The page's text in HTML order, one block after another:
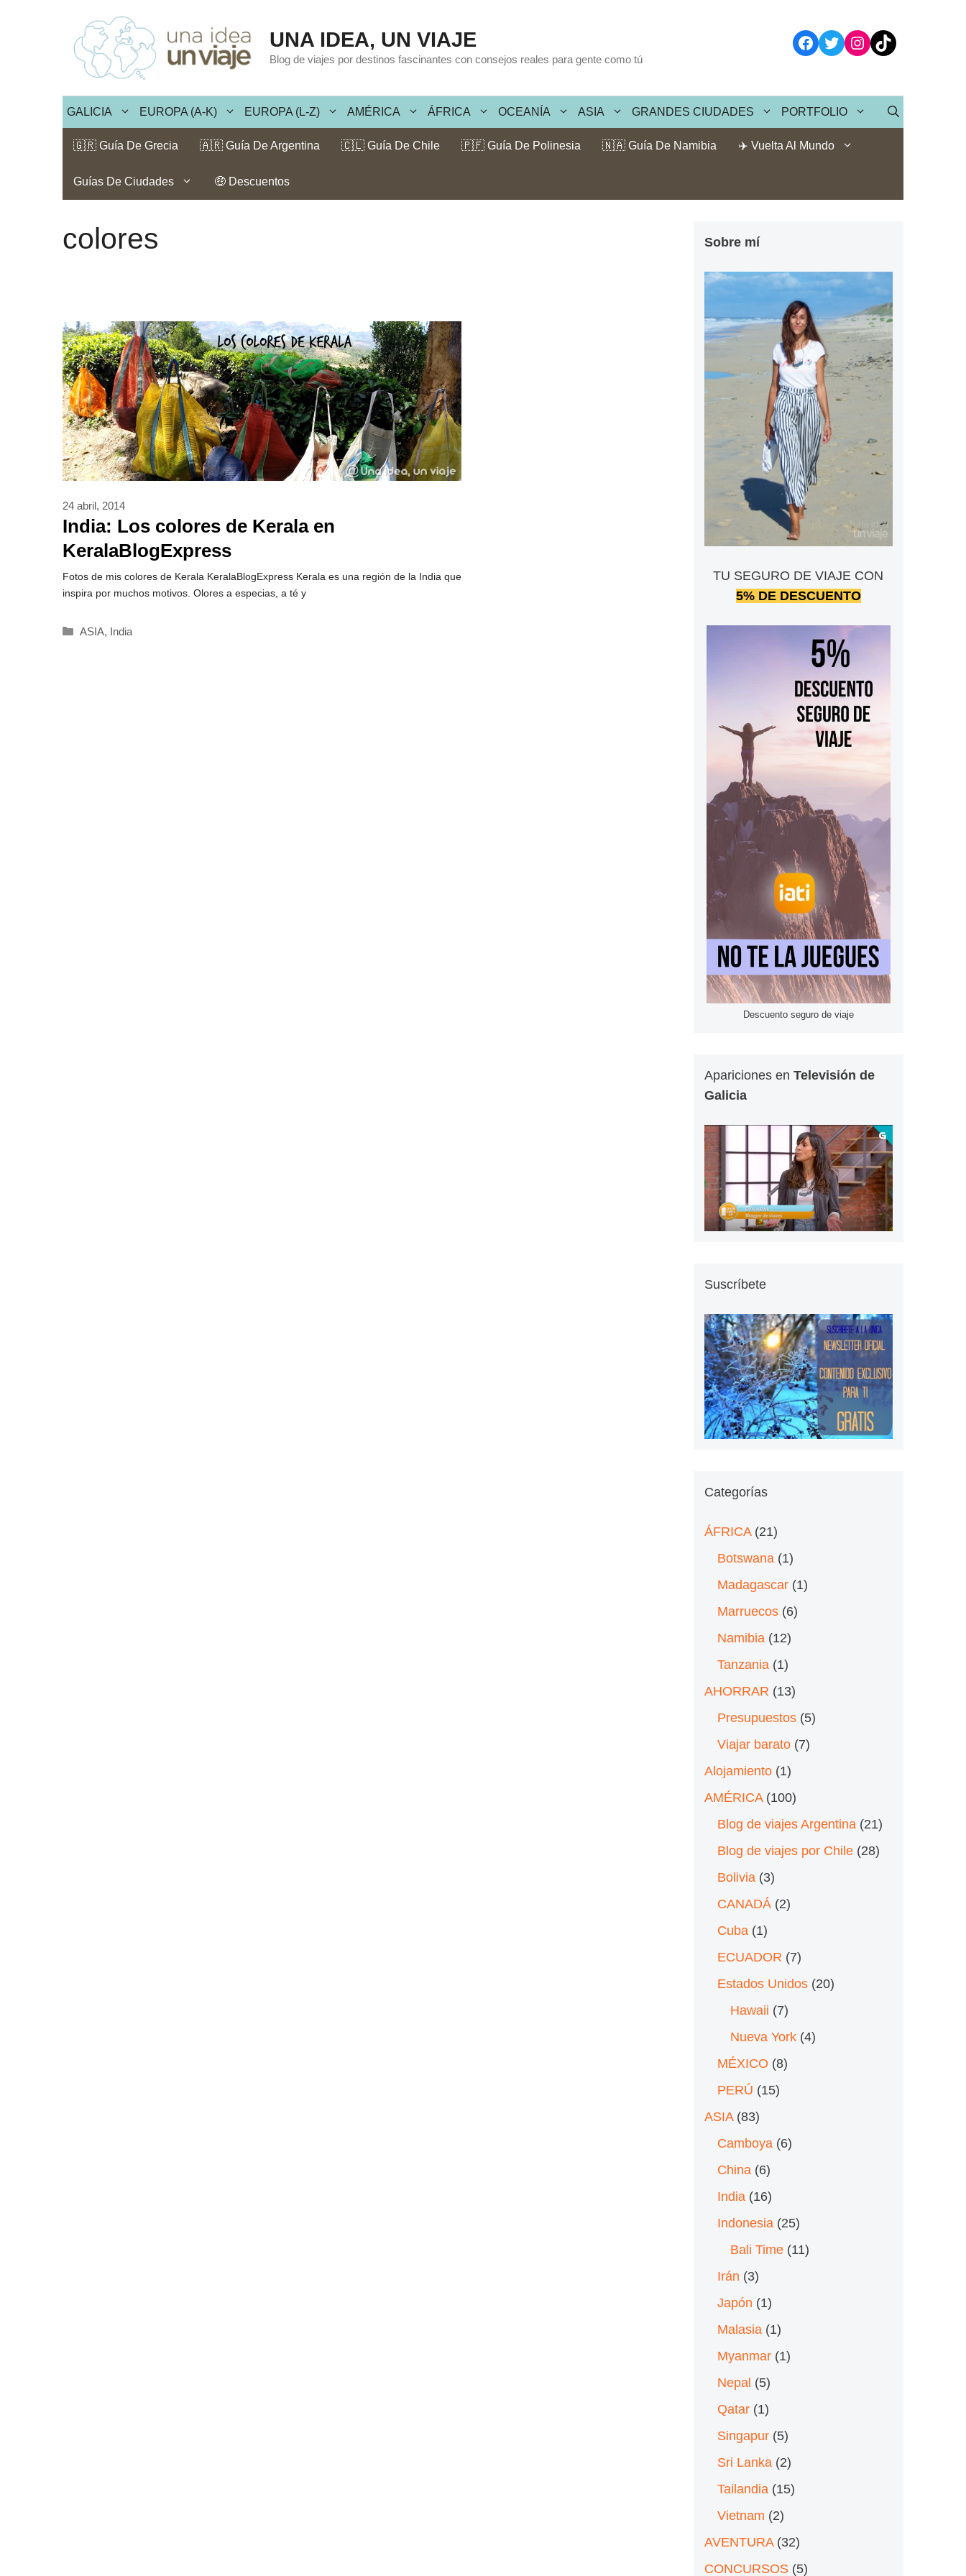
contenido
UNA IDEA, UN VIAJE
Blog de viajes por destinos fascinantes con consejos reales para gente como tú
Facebook
TwitterInstagram
TikTok
GALICIA EUROPA (A-K) EUROPA (L-Z) AMÉRICA ÁFRICA OCEANÍA ASIA GRANDES CIUDADES PORTFOLIO
🇬🇷 Guía De Grecia 🇦🇷 Guía De Argentina 🇨🇱 Guía De Chile 🇵🇫 Guía De Polinesia 🇳🇦 Guía De Namibia ✈️ Vuelta Al Mundo
Guías De Ciudades 🤑 Descuentos
colores
India: Los colores de Kerala en
KeralaBlogExpress
24 abril, 2014
Fotos de mis colores de Kerala KeralaBlogExpress Kerala es una región de la India que
inspira por muchos motivos. Olores a especias, a té y
Categorías
ASIA, India
Sobre mí
TU SEGURO DE VIAJE CON
5% DE DESCUENTO
Descuento seguro de viaje
Apariciones en Televisión de
Galicia
Suscríbete
Categorías
ÁFRICA(21)
Botswana (1)
Madagascar(1)
Marruecos(6)
Namibia (12)
Tanzania (1)
AHORRAR (13)
Presupuestos(5)
Viajar barato(7)
Alojamiento(1)
AMÉRICA(100)
Blog de viajes Argentina (21)
Blog de viajes por Chile(28)
Bolivia (3)
CANADÁ(2)
Cuba (1)
ECUADOR (7)
Estados Unidos(20)
Hawaii (7)
Nueva York(4)
MÉXICO (8)
PERÚ (15)
ASIA(83)
Camboya (6)
China (6)
India (16)
Indonesia (25)
Bali Time(11)
Irán (3)
Japón (1)
Malasia (1)
Myanmar(1)
Nepal (5)
Qatar(1)
Singapur(5)
Sri Lanka (2)
Tailandia (15)
Vietnam (2)
AVENTURA(32)
CONCURSOS(5)